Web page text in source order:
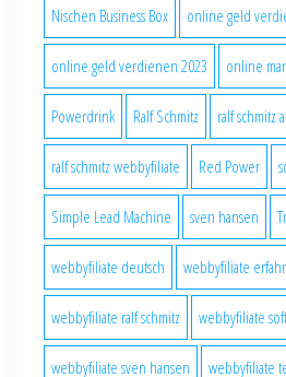
Nischen Business Box online geld
online geld verdienen 2023 online
Powerdrink Ralf Schmitz ralf schmitz
ralf schmitz webbyfiliate Red Power
Simple Lead Machine sven hansen
webbyfiliate deutsch webbyfiliate
webbyfiliate ralf schmitz webbyfiliate
webbyfiliate sven hansen webbyfiliate